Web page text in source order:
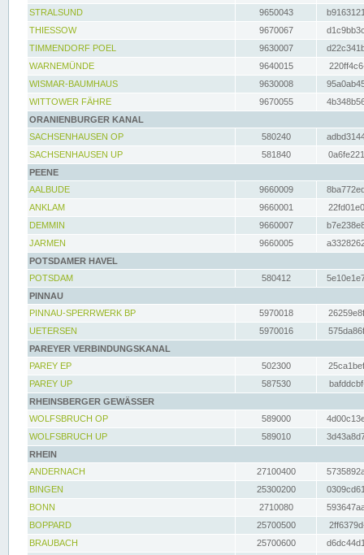
STRALSUND
9650043
THIESSOW
9670067
TIMMENDORF POEL
9630007
WARNEMÜNDE
9640015
WISMAR-BAUMHAUS
9630008
WITTOWER FÄHRE
9670055
ORANIENBURGER KANAL
SACHSENHAUSEN OP
580240
SACHSENHAUSEN UP
581840
PEENE
AALBUDE
9660009
ANKLAM
9660001
DEMMIN
9660007
JARMEN
9660005
POTSDAMER HAVEL
POTSDAM
580412
PINNAU
PINNAU-SPERRWERK BP
5970018
UETERSEN
5970016
PAREYER VERBINDUNGSKANAL
PAREY EP
502300
PAREY UP
587530
RHEINSBERGER GEWÄSSER
WOLFSBRUCH OP
589000
WOLFSBRUCH UP
589010
RHEIN
ANDERNACH
27100400
BINGEN
25300200
BONN
2710080
BOPPARD
25700500
BRAUBACH
25700600